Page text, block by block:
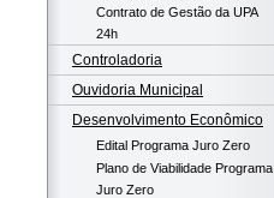
Contrato de Gestão da UPA
24h
Controladoria
Ouvidoria Municipal
Desenvolvimento Econômico
Edital Programa Juro Zero
Plano de Viabilidade Programa
Juro Zero